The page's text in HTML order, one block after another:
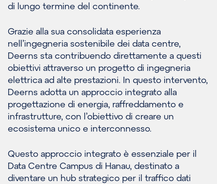
di lungo termine del continente.
Grazie alla sua consolidata esperienza
nell’ingegneria sostenibile dei data centre,
Deerns sta contribuendo direttamente a questi
obiettivi attraverso un progetto di ingegneria
elettrica ad alte prestazioni. In questo intervento,
Deerns adotta un approccio integrato alla
progettazione di energia, raffreddamento e
infrastrutture, con l’obiettivo di creare un
ecosistema unico e interconnesso.
Questo approccio integrato è essenziale per il
Data Centre Campus di Hanau, destinato a
diventare un hub strategico per il traffico dati